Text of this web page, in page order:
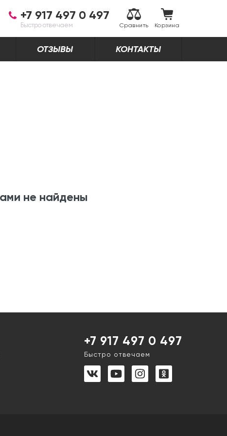
+7 917 497 0 497
Быстро отвечаем Сравнить Корзина
ОТЗЫВЫ КОНТАКТЫ
не найдены
+7 917 497 0 497
Быстро отвечаем